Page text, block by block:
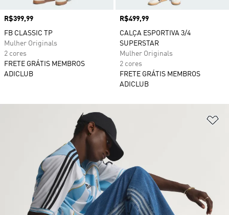
Preço
R$399,99
FB CLASSIC TP
Mulher Originals
2 cores
FRETE GRÁTIS MEMBROS
ADICLUB
Preço
R$499,99
CALÇA ESPORTIVA 3/4
SUPERSTAR
Mulher Originals
2 cores
FRETE GRÁTIS MEMBROS
ADICLUB